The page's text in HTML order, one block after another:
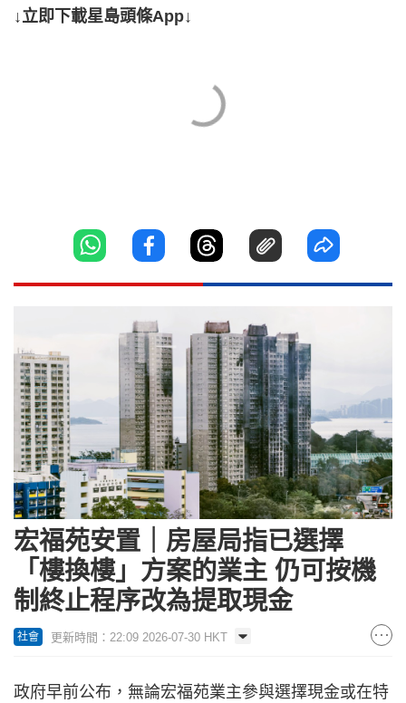
↓立即下載星島頭條App↓
宏福苑安置｜房屋局指已選擇
「樓換樓」方案的業主 仍可按機
制終止程序改為提取現金
社會 更新時間：22:09 2026-07-30 HKT
政府早前公布，無論宏福苑業主參與選擇現金或在特